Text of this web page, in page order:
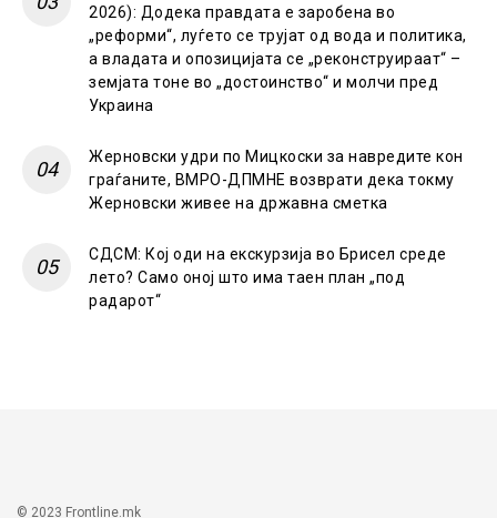
2026): Додека правдата е заробена во
„реформи“, луѓето се трујат од вода и политика,
а владата и опозицијата се „реконструираат“ –
земјата тоне во „достоинство“ и молчи пред
Украина
Жерновски удри по Мицкоски за навредите кон
граѓаните, ВМРО-ДПМНЕ возврати дека токму
Жерновски живее на државна сметка
СДСМ: Кој оди на екскурзија во Брисел среде
лето? Само оној што има таен план „под
радарот“
© 2023 Frontline.mk